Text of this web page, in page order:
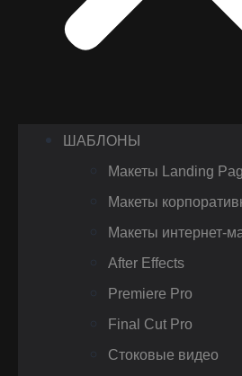
ШАБЛОНЫ
Макеты Landing
Макеты
Макеты интернет-
After Effects
Premiere Pro
Final Cut Pro
Стоковые видео